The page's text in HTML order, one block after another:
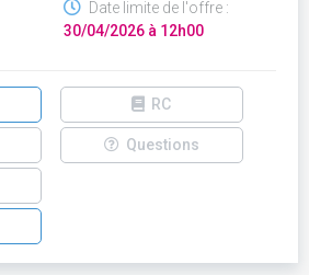
Date limite de l'offre :
30/04/2026 à 12h00
RC
Questions